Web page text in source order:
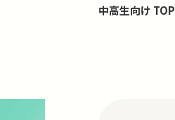
中高生向け TOP